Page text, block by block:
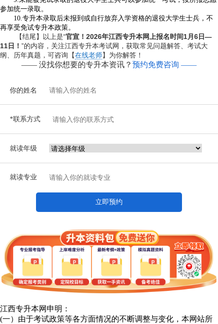
参加统一录取。
10.专升本录取后未报到或自行放弃入学资格的退役大学生士兵，不
再享受免试专升本政策。
【结尾】以上是“官宣！2026年江西专升本网上报名时间1月6日—
11日！ ”的内容，关注江西专升本考试网，获取常见问题解答、考试大
纲、历年真题，可咨询【在线老师】为你解答！
—— 没找你想要的专升本资讯？ 预约免费咨询 ——
你的姓名
*联系方式
就读年级
就读专业
立即预约
江西专升本网申明：
(一）由于考试政策等各方面情况的不断调整与变化，本网站所